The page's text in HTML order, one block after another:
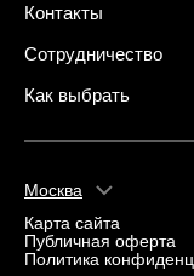
Контакты
Сотрудничество
Как выбрать
Москва
Карта сайта
Публичная оферта
Политика